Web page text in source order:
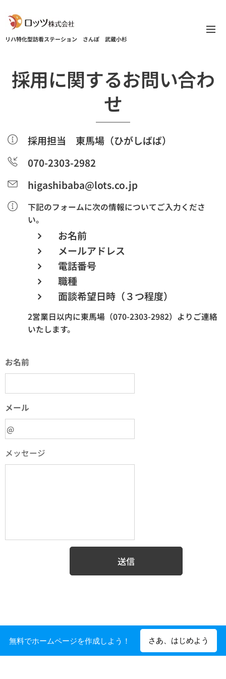
リハ特化型訪看ステーション さんぽ 武蔵小杉
採用に関するお問い合わ
せ
採用担当 東馬場（ひがしばば）
070-2303-2982
higashibaba@lots.co.jp
下記のフォームに次の情報についてご入力くださ
い。
お名前
メールアドレス
電話番号
職種
面談希望日時（３つ程度）
2営業日以内に東馬場（070-2303-2982）よりご連絡
いたします。
お名前
メール
メッセージ
送信
Powered byWebnode
無料でホームページを作成しよう！ さあ、はじめよう